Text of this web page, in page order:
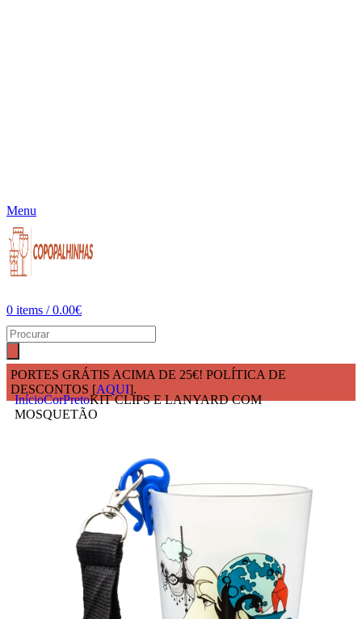
Menu
0 items / 0.00€
PORTES GRÁTIS ACIMA DE 25€! POLÍTICA DE
DESCONTOS [AQUI].
InícioCorPretoKIT CLIPS E LANYARD COM
MOSQUETÃO